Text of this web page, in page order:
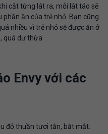
cắt từng lát ra, mỗi lát táo sẽ
phần ăn của trẻ nhỏ. Bạn cũng
nhiều vì trẻ nhỏ sẽ được ăn ở
quá dư thừa
Envy với các
đỏ thuần tươi tắn, bắt mắt.